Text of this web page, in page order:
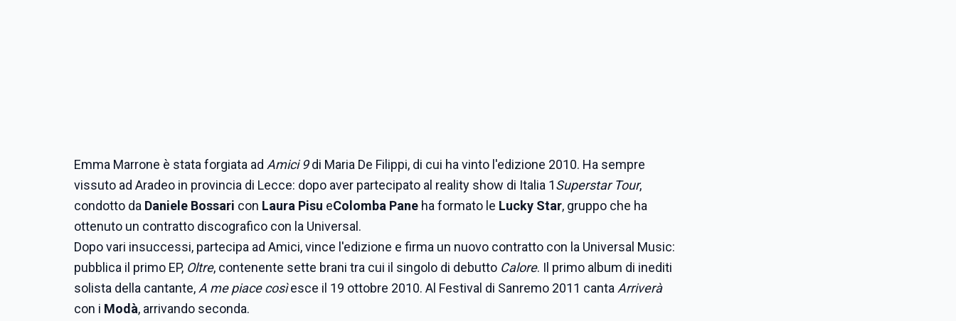
Emma Marrone è stata forgiata ad Amici 9di Maria De Filippi, di cui ha vinto l'edizione 2010. Ha sempre
vissuto ad Aradeo in provincia di Lecce: dopo aver partecipato al reality show di Italia 1Superstar Tour,
condotto da Daniele Bossari con Laura Pisu eColomba Pane ha formato le Lucky Star, gruppo che ha
ottenuto un contratto discografico con la Universal.
Dopo vari insuccessi, partecipa ad Amici, vince l'edizione e firma un nuovo contratto con la Universal Music:
pubblica il primo EP, Oltre, contenente sette brani tra cui il singolo di debutto Calore. Il primo album di inediti
solista della cantante, A me piace cosìesce il 19 ottobre 2010. Al Festival di Sanremo 2011 canta Arriverà
con i Modà, arrivando seconda.